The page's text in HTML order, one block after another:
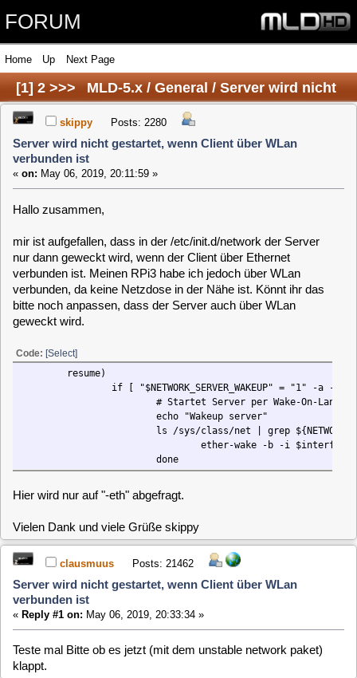
FORUM
[1]2 >>> MLD-5.x / General / Server wird nicht
gestartet, wenn Client über WLan verbunden ist
skippy Posts: 2280
Server wird nicht gestartet, wenn Client über WLan
verbunden ist
«on:May 06, 2019, 20:11:59 »
Hallo zusammen,
nur dann geweckt wird, wenn der Client über Ethernet
verbunden, da keine Netzdose in der Nähe ist. Könnt ihr das
bitte noch anpassen, dass der Server auch über WLan
geweckt wird.
Code:[Select]
resume)
if [ "$NETWORK_SERVER_WAKEUP" = "1" -a -n
ls /sys/class/net | grep
ether-wake -b -i $interface
done
clausmuus Posts: 21462
verbunden ist
Teste mal Bitte ob es jetzt (mit dem unstable network paket)
klappt.
skippy Posts: 2280
Server wird nicht gestartet, wenn Client über WLan
verbunden ist
«Reply #2 on:May 06, 2019, 22:42:12 »
Funktioniert leider nicht so einfach. Wenn ich den Befehl
manuell aufrufe, gibt es die Fehlermeldung.